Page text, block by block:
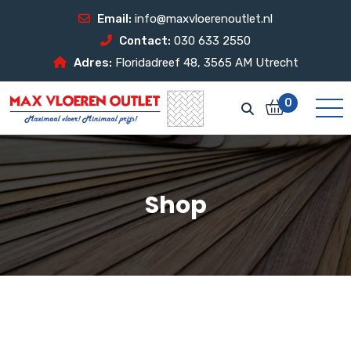
Email: info@maxvloerenoutlet.nl
Contact: 030 633 2550
Adres: Floridadreef 48, 3565 AM Utrecht
0
Shop